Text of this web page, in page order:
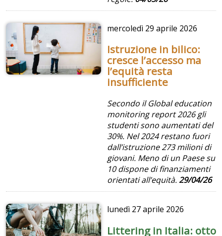
mercoledì 29 aprile 2026
Istruzione in bilico:
cresce l’accesso ma
l’equità resta
insufficiente
Secondo il Global education
monitoring report 2026 gli
studenti sono aumentati del
30%. Nel 2024 restano fuori
dall’istruzione 273 milioni di
giovani. Meno di un Paese su
10 dispone di finanziamenti
orientati all’equità.29/04/26
lunedì 27 aprile 2026
Littering in Italia: otto